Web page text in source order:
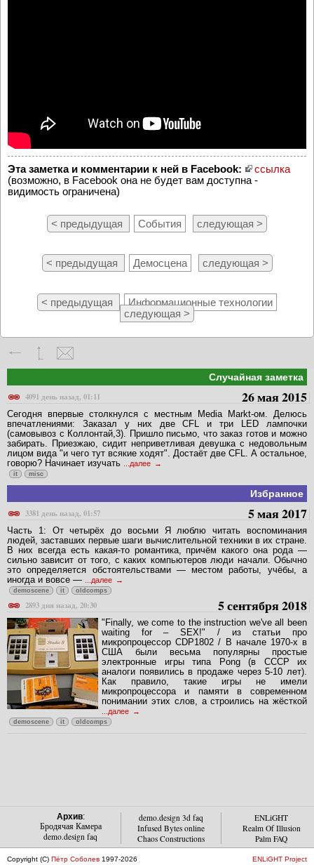
Эта заметка и комментарии к ней в Facebook:
ссылка
(возможно, в Facebook она не будет вам доступна -
видимость ограничена)
< предыдущая События следующая >
< предыдущая Демосцена следующая >
< предыдущая
Информационные технологии
следующая >
Случайная заметка
4091 день назад, 01:11
26 мая 2015
Сегодня впервые столкнулся с местным Media Markt-ом. Делюсь
впечатлениями: Заказал у них две CFL и три LED лампочки
(самовывоз с Коллонтай,3). Пришло письмо, что заказ готов и можно
забирать. Приезжаю, сидит неприветливая девушка с недовольным
лицом вида "и чего тут всякие ходят". Достаёт две CFL. А остальное,
говорю? Начинает изучать
...далее
it misc
Избранное
3381 день назад, 01:57
5 мая 2017
Часть 1: От четырёх до восьми Я люблю читать воспоминания
людей, заставших первые шаги вычислительной техники в их стране.
В них всегда есть какая-то романтика, причём какого она рода —
сильно зависит от того, с каких компьютеров люди начали. Обычно
это определяется обстоятельствами — местом работы, учёбы, а
иногда и вовсе —
...далее
demoscene it oldcomps
2893 дня назад, 20:30 5 сентября 2018
"Finally, we come to the instruction we've all been
waiting for – SEX!" / из статьи про
микропроцессор CDP1802 / В начале 1970-х в
США были весьма популярны простые
электронные игры типа Pong (в СССР их
аналоги появились в продаже через 5-10 лет).
Как правило, такие игры не имели
микропроцессора и памяти в современном
понимании этих слов, а строились на жёсткой
...далее
demoscene it oldcomps
Архив:
Бродячая Камера
demo.design faq
demo.design 3d faq
Infused Bytes online
Chaos Constructions
ENLiGHT
Realm Of Illusion
Palm FAQ
Copyright (C) Пётр Соболев 1997-2026 ENLiGHT Project